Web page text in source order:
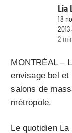
Lia
18
2
MONTRÉAL –
envisage bel et
salons de
métropole.
Le quotidien